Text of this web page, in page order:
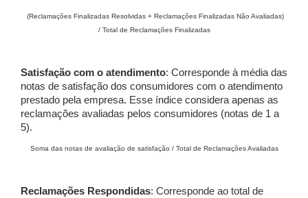
(Reclamações Finalizadas Resolvidas + Reclamações Finalizadas Não Avaliadas)
/ Total de Reclamações Finalizadas
Satisfação com o atendimento: Corresponde à média das
notas de satisfação dos consumidores com o atendimento
prestado pela empresa. Esse índice considera apenas as
reclamações avaliadas pelos consumidores (notas de 1 a
5).
Soma das notas de avaliação de satisfação / Total de Reclamações Avaliadas
Reclamações Respondidas: Corresponde ao total de